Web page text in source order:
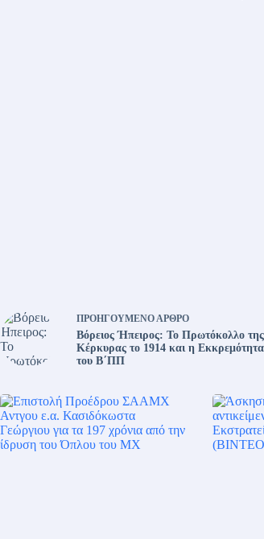
ΠΡΟΗΓΟΎΜΕΝΟ ΆΡΘΡΟ
Βόρειος Ήπειρος: Το Πρωτόκολλο της
Κέρκυρας το 1914 και η Εκκρεμότητα
του Β΄ΠΠ